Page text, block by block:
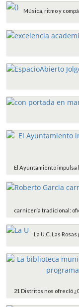
Música, ritmo y
El Ayuntamiento
carnicería tradicional:
La U.C. Las
21 Distritos nos ofrecIó